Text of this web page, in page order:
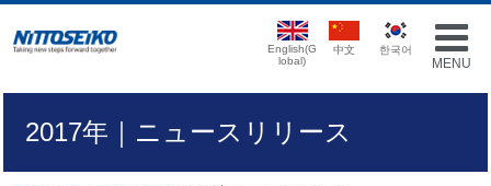
MENU
English(G
lobal)
中文 한국어
2017年｜ニュースリリース